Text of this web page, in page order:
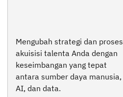
Mengubah strategi dan proses
akuisisi talenta Anda dengan
keseimbangan yang tepat
antara sumber daya manusia,
AI, dan data.